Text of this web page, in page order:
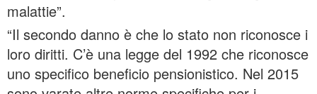
malattie”.
“Il secondo danno è che lo stato non riconosce i
loro diritti. C’è una legge del 1992 che riconosce
uno specifico beneficio pensionistico. Nel 2015